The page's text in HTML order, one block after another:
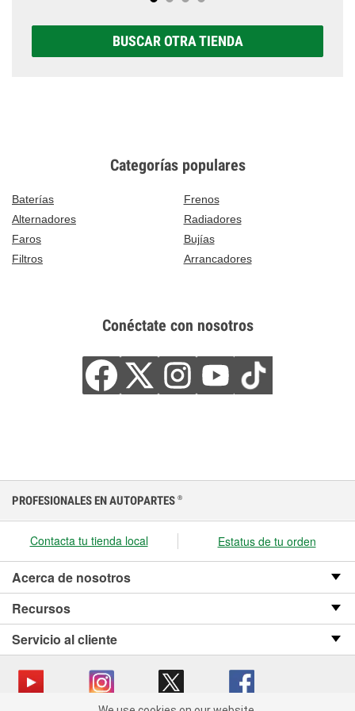
BUSCAR OTRA TIENDA
Categorías populares
Baterías
Frenos
Alternadores
Radiadores
Faros
Bujías
Filtros
Arrancadores
Conéctate con nosotros
PROFESIONALES EN AUTOPARTES ®
Contacta tu tienda local Estatus de tu orden
Acerca de nosotros
Recursos
Servicio al cliente